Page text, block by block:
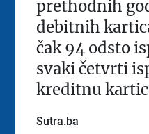
prethodnih
debitnih
čak 94 odsto
svaki četvrti
kreditnu
Sutra.ba